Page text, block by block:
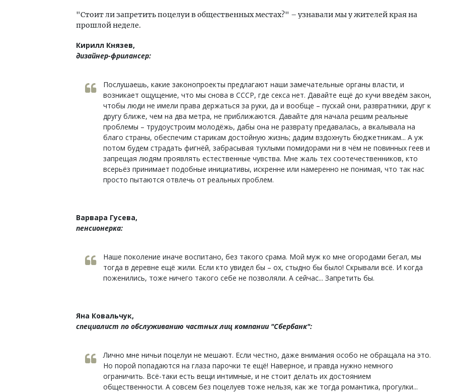
"Стоит ли запретить поцелуи в общественных местах?" – узнавали мы у жителей края на
прошлой неделе.
Кирилл Князев,
дизайнер-фрилансер:
Послушаешь, какие законопроекты предлагают наши замечательные органы власти, и
возникает ощущение, что мы снова в СССР, где секса нет. Давайте ещё до кучи введём закон,
чтобы люди не имели права держаться за руки, да и вообще – пускай они, развратники, друг к
другу ближе, чем на два метра, не приближаются. Давайте для начала решим реальные
проблемы – трудоустроим молодёжь, дабы она не разврату предавалась, а вкалывала на
благо страны, обеспечим старикам достойную жизнь; дадим вздохнуть бюджетникам... А уж
потом будем страдать фигнёй, забрасывая тухлыми помидорами ни в чём не повинных геев и
запрещая людям проявлять естественные чувства. Мне жаль тех соотечественников, кто
всерьёз принимает подобные инициативы, искренне или намеренно не понимая, что так нас
просто пытаются отвлечь от реальных проблем.
Варвара Гусева,
пенсионерка:
Наше поколение иначе воспитано, без такого срама. Мой муж ко мне огородами бегал, мы
тогда в деревне ещё жили. Если кто увидел бы – ох, стыдно бы было! Скрывали всё. И когда
поженились, тоже ничего такого себе не позволяли. А сейчас... Запретить бы.
Яна Ковальчук,
специалист по обслуживанию частных лиц компании "Сбербанк":
Лично мне ничьи поцелуи не мешают. Если честно, даже внимания особо не обращала на это.
Но порой попадаются на глаза парочки те ещё! Наверное, и правда нужно немного
ограничить. Всё-таки есть вещи интимные, и не стоит делать их достоянием
общественности. А совсем без поцелуев тоже нельзя, как же тогда романтика, прогулки...